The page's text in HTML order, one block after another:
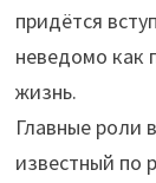
придётся
неведомо как
жизнь.
Главные роли
известный по